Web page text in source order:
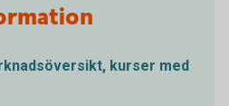
kurser med